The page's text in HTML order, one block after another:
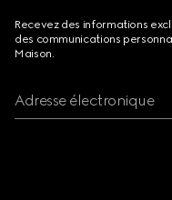
Recevez des informations
des communications
Maison.
Adresse électronique